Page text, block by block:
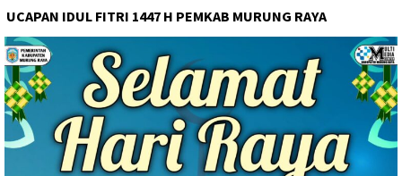
UCAPAN IDUL FITRI 1447 H PEMKAB MURUNG RAYA